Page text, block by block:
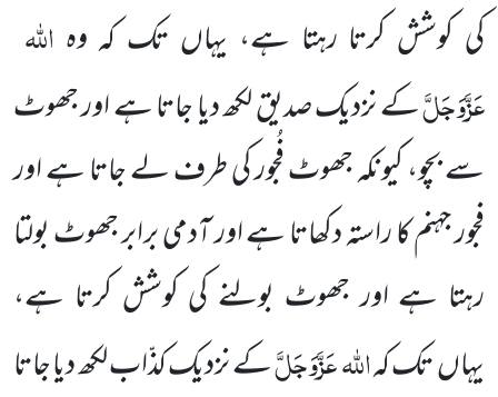
کی کوشش کرتا رہتا ہے، یہاں تک کہ وہ اللّٰہ
عَزَّوَجَلَّکے نزدیک صدیق لکھ دیا جاتا ہے اور جھوٹ
سے بچو، کیونکہ جھوٹ فُجور کی طرف لے جاتا ہے اور
فجور جہنم کا راستہ دکھاتا ہے اور آدمی برابر جھوٹ بولتا
رہتا ہے اور جھوٹ بولنے کی کوشش کرتا ہے،
یہاں تک کہاللّٰہعَزَّوَجَلَّکے نزدیک کذّاب لکھ دیا جاتا